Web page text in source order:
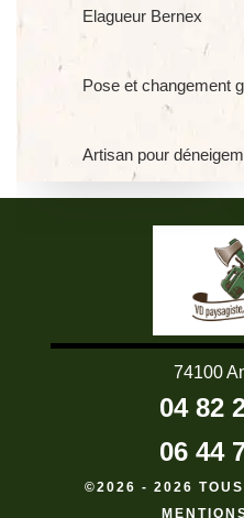
Elagueur Bernex
Pose et changement
Artisan pour
74100
04 82
06 44
©2026 - 2026 TOUS